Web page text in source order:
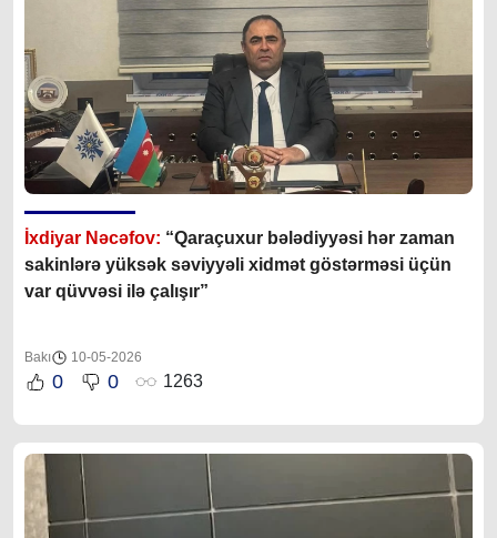
İxdiyar Nəcəfov: “Qaraçuxur bələdiyyəsi hər zaman
sakinlərə yüksək səviyyəli xidmət göstərməsi üçün
var qüvvəsi ilə çalışır”
Bakı 10-05-2026
0 0 1263